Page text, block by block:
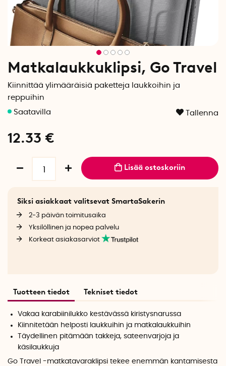
Matkalaukkuklipsi, Go Travel
Kiinnittää ylimääräisiä paketteja laukkoihin ja
reppuihin
Tallenna
12.33 €
Lisää ostoskoriin
Siksi asiakkaat valitsevat SmartaSakerin
2-3 päivän toimitusaika
Yksilöllinen ja nopea palvelu
Korkeat asiakasarviot
Tuotteen tiedot Tekniset tiedot
Vakaa karabiinilukko kestävässä kiristysnarussa
Kiinnitetään helposti laukkuihin ja matkalaukkuihin
Täydellinen pitämään takkeja, sateenvarjoja ja
käsilaukkuja
Go Travel -matkatavaraklipsi tekee enemmän kantamisesta